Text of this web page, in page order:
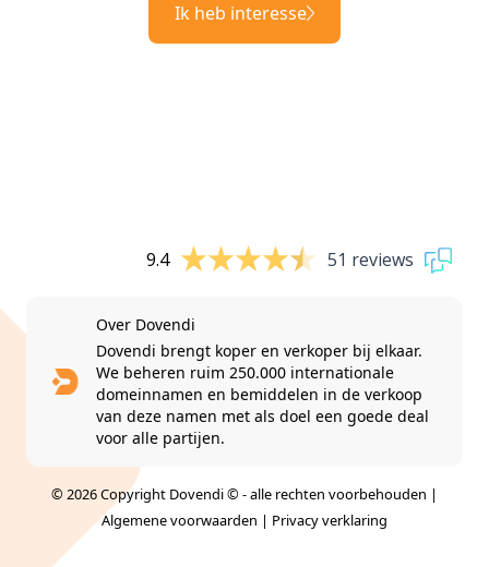
Ik heb interesse
9.4 51 reviews
Over Dovendi
Dovendi brengt koper en verkoper bij elkaar.
We beheren ruim 250.000 internationale
domeinnamen en bemiddelen in de verkoop
van deze namen met als doel een goede deal
voor alle partijen.
© 2026 Copyright Dovendi © - alle rechten voorbehouden |
Algemene voorwaarden | Privacy verklaring